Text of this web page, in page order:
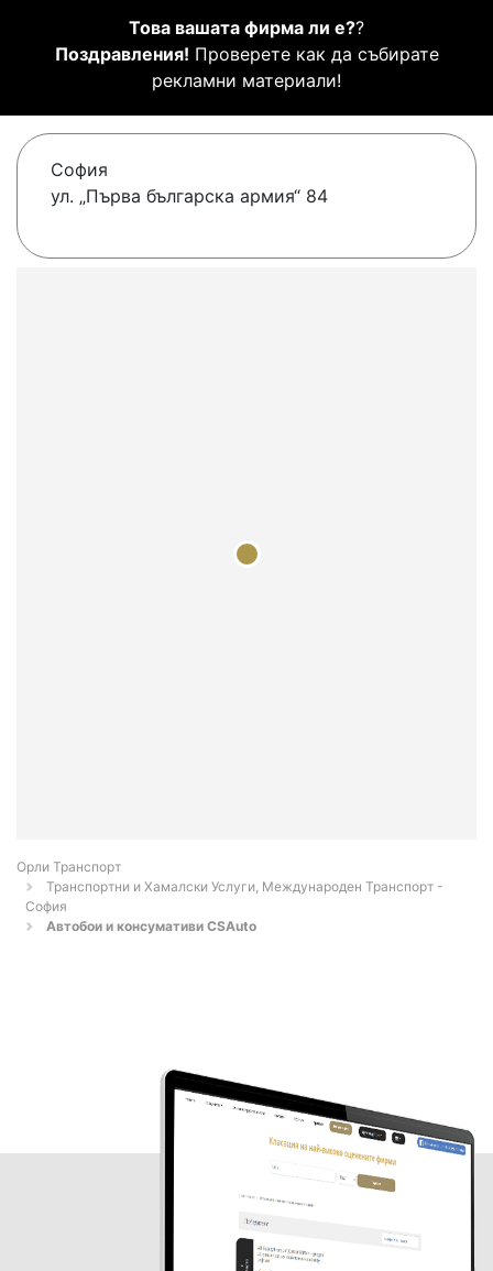
Това вашата фирма ли е??
Поздравления! Проверете как да събирате
рекламни материали!
София
ул. „Първа българска армия“ 84
Орли Транспорт
Транспортни и Хамалски Услуги, Международен Транспорт -
София
Автобои и консумативи CSAuto